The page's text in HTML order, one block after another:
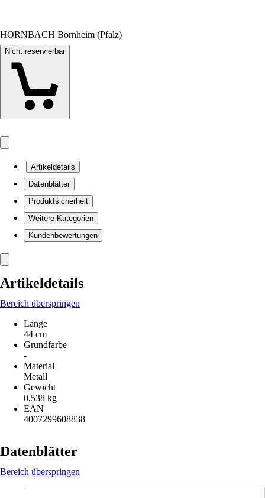
HORNBACH Bornheim (Pfalz)
Nicht reservierbar
Artikeldetails
Datenblätter
Produktsicherheit
Weitere Kategorien
Kundenbewertungen
Artikeldetails
Bereich überspringen
Länge
44 cm
Grundfarbe
-
Material
Metall
Gewicht
0,538 kg
EAN
4007299608838
Datenblätter
Bereich überspringen